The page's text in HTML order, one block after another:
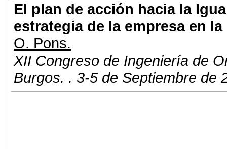
El plan de acción hacia la
estrategia de la empresa en
O. Pons.
XII Congreso de Ingeniería de
Burgos. . 3-5 de Septiembre de